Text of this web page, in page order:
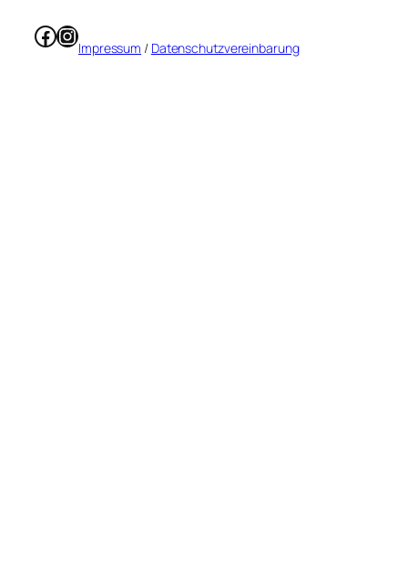
Facebook
Instagram
Impressum / Datenschutzvereinbarung